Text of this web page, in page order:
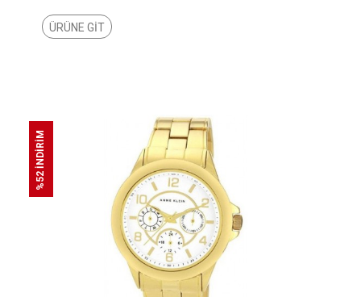
ÜRÜNE GİT
%52 İNDİRİM